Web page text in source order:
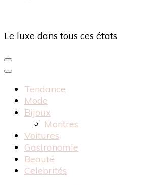
Le luxe dans tous ces états
Tendance
Mode
Bijoux
Montres
Voitures
Gastronomie
Beauté
Celebrités